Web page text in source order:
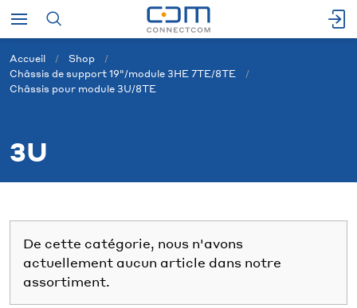
Accueil
Shop
Châssis de support 19"/module 3HE 7TE/8TE
Châssis pour module 3U/8TE
3U
De cette catégorie, nous n'avons
actuellement aucun article dans notre
assortiment.